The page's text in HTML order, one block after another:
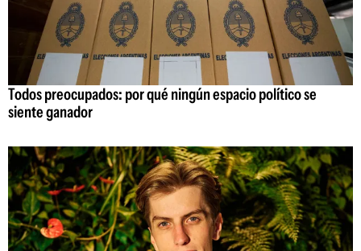
Todos preocupados: por qué ningún espacio político se
siente ganador